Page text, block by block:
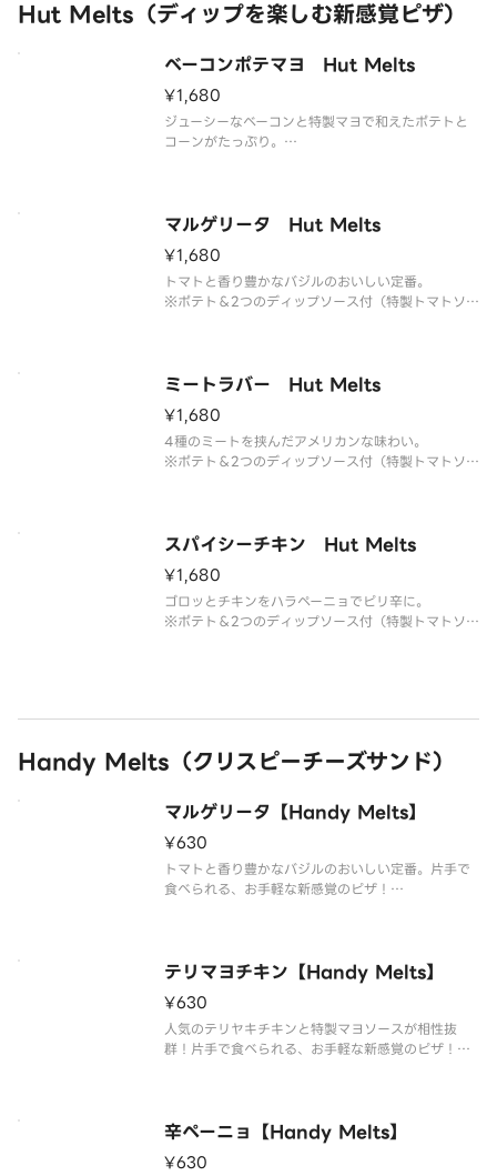
Hut Melts（ディップを楽しむ新感覚ピザ）
ベーコンポテマヨ Hut Melts
¥1,680
ジューシーなベーコンと特製マヨで和えたポテトと
コーンがたっぷり。
特製マヨソース・パルメザンチーズ・パセリ
マルゲリータ Hut Melts
¥1,680
トマトと香り豊かなバジルのおいしい定番。
※ポテト＆2つのディップソース付（特製トマトソー
ミートラバー Hut Melts
¥1,680
4種のミートを挟んだアメリカンな味わい。
※ポテト＆2つのディップソース付（特製トマトソー
ズ・パセリ
スパイシーチキン Hut Melts
¥1,680
ゴロッとチキンをハラペーニョでピリ辛に。
※ポテト＆2つのディップソース付（特製トマトソー
Handy Melts（クリスピーチーズサンド）
マルゲリータ【Handy Melts】
¥630
トマトと香り豊かなバジルのおいしい定番。片手で
食べられる、お手軽な新感覚のピザ！
テリマヨチキン【Handy Melts】
¥630
人気のテリヤキチキンと特製マヨソースが相性抜
群！片手で食べられる、お手軽な新感覚のピザ！
辛ペーニョ【Handy Melts】
¥630